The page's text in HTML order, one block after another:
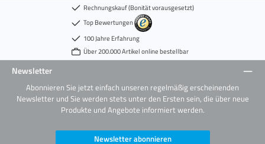
Rechnungskauf (Bonität vorausgesetzt)
Top Bewertungen
100 Jahre Erfahrung
Über 200.000 Artikel online bestellbar
Newsletter
Abonnieren Sie jetzt einfach unseren regelmäßig erscheinenden
Newsletter und Sie werden stets unter den Ersten sein, die über neue
Produkte und Angebote informiert werden.
Newsletter abonnieren